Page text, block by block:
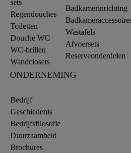
sets
Regendouches
Toiletten
Douche WC
WC-brillen
Wandclosets
Badkamerinrichting
Wastafels
Afvoersets
Reserveonderdelen
ONDERNEMING
Bedrijf
Geschiedenis
Bedrijfsfilosofie
Duurzaamheid
Brochures